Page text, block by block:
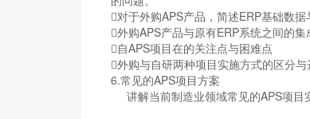
对于外购APS产品，简述ERP基础数
外购APS产品与原有ERP系统之间的集
自APS项目在的关注点与困难点
外购与自研两种项目实施方式的区分与
6.常见的APS项目方案
讲解当前制造业领域常见的APS项目